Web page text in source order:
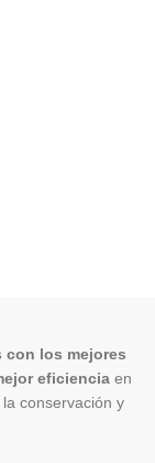
con los mejores
eficienciaen
conservación y